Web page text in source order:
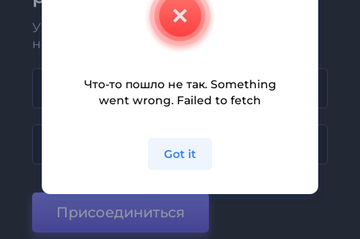
Узнавайте о последних новостях и
новых предложениях первыми
Присоединиться
Что-то пошло не так. Something
went wrong. Failed to fetch
Got it